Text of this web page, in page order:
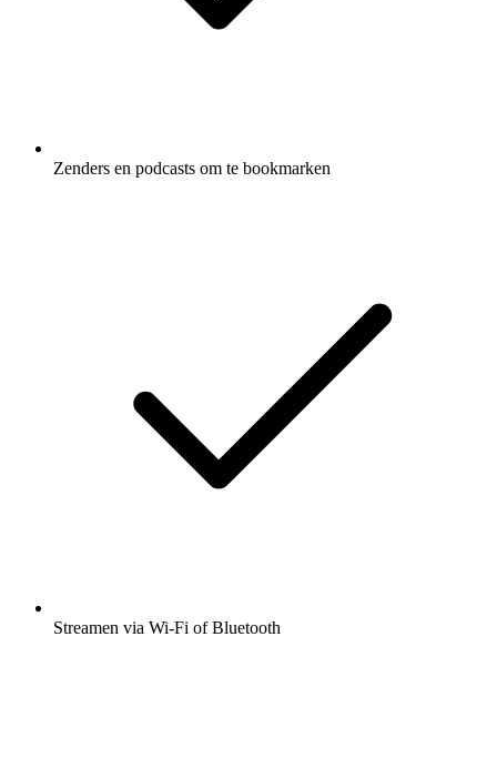
Zenders en podcasts om te bookmarken
Streamen via Wi-Fi of Bluetooth